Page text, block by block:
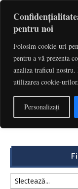
pentru noi
Folosim cookie-uri
pentru a vă prezenta
analiza traficul nostru.
utilizarea cookie-urilor.
Personalizați
Etichetă: Art.
Nr. 303/2004
CCR –
303/2004